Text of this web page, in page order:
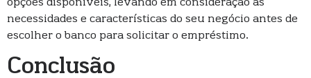
opções disponíveis, levando em consideração as
necessidades e características do seu negócio antes de
escolher o banco para solicitar o empréstimo.
Conclusão